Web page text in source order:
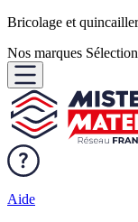
Bricolage et
Nos marques
Aide